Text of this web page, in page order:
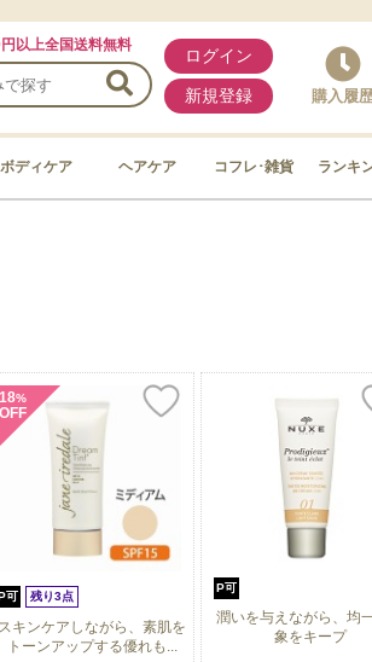
以上全国送料無料
ログイン
新規登録 購入履
ボディケア ヘアケア コフレ･雑貨 ランキ
18%
OFF
P可 残り3点
スキンケアしながら、素肌を
トーンアップする優れも...
P可
潤いを与えながら、均
象をキープ